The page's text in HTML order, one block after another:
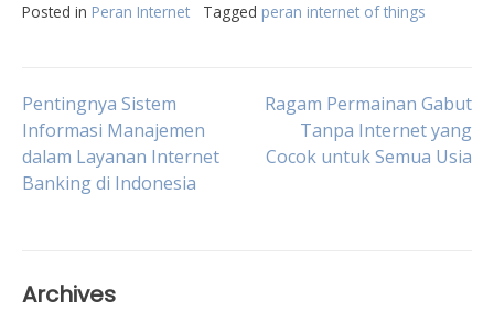
Posted in Peran Internet Tagged peran internet of things
Post
navigation
Pentingnya Sistem
Informasi Manajemen
dalam Layanan Internet
Banking di Indonesia
Ragam Permainan Gabut
Tanpa Internet yang
Cocok untuk Semua Usia
Archives